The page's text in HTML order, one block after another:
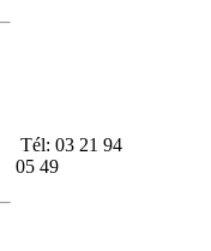
Tél: 03 21 94
05 49